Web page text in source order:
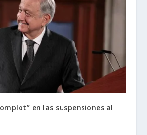
en las suspensiones al